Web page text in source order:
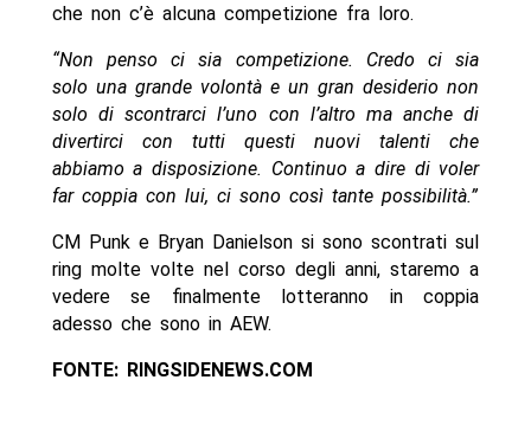
che non c’è alcuna competizione fra loro.
“Non penso ci sia competizione. Credo ci sia
solo una grande volontà e un gran desiderio non
solo di scontrarci l’uno con l’altro ma anche di
divertirci con tutti questi nuovi talenti che
abbiamo a disposizione. Continuo a dire di voler
far coppia con lui, ci sono così tante possibilità.”
CM Punk e Bryan Danielson si sono scontrati sul
ring molte volte nel corso degli anni, staremo a
vedere se finalmente lotteranno in coppia
adesso che sono in AEW.
FONTE: RINGSIDENEWS.COM